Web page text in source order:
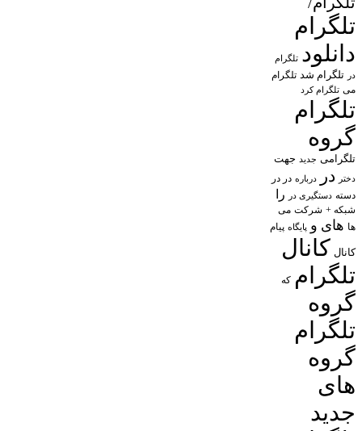
تلگرام
دانلود تلگرام
در تلگرام شد تلگرام
می تلگرام کرد
تلگرام
گروه
تلگرامی جدید جهت
دختر در درباره در در
دسته دستگیری در را
شبکه + شرکت می
ها های و پایگاه پیام
کانال کانال
تلگرام که
گروه
تلگرام
گروه
های
جدید